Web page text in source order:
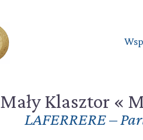
Mały Klasztor «
LAFERRERE –